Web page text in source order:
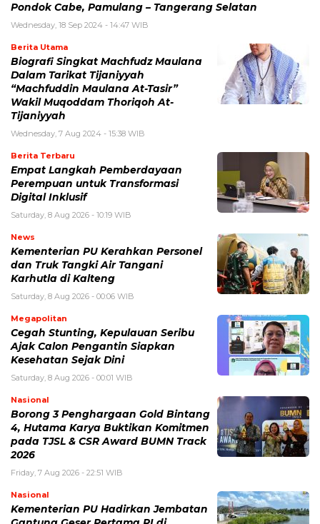
Pondok Cabe, Pamulang – Tangerang Selatan
Wednesday, 18 Sep 2024 - 14:47 WIB
Berita Utama
Biografi Singkat Machfudz Maulana
Dalam Tarikat Tijaniyyah
“Machfuddin Maulana At-Tasir”
Wakil Muqoddam Thoriqoh At-
Tijaniyyah
Wednesday, 7 Aug 2024 - 15:38 WIB
Berita Terbaru
Empat Langkah Pemberdayaan
Perempuan untuk Transformasi
Digital Inklusif
Saturday, 8 Aug 2026 - 10:19 WIB
News
Kementerian PU Kerahkan Personel
dan Truk Tangki Air Tangani
Karhutla di Kalteng
Saturday, 8 Aug 2026 - 00:06 WIB
Megapolitan
Cegah Stunting, Kepulauan Seribu
Ajak Calon Pengantin Siapkan
Kesehatan Sejak Dini
Saturday, 8 Aug 2026 - 00:01 WIB
Nasional
Borong 3 Penghargaan Gold Bintang
4, Hutama Karya Buktikan Komitmen
pada TJSL & CSR Award BUMN Track
2026
Friday, 7 Aug 2026 - 22:51 WIB
Nasional
Kementerian PU Hadirkan Jembatan